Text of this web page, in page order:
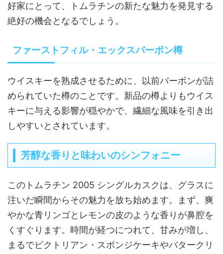
好家にとって、トムラチンの新たな魅力を発見する
絶好の機会となるでしょう。
ファーストフィル・エックスバーボン樽
ウイスキーを熟成させるために、以前バーボンが詰
められていた樽のことです。新品の樽よりもウイス
キーに与える影響が穏やかで、繊細な風味を引き出
しやすいとされています。
芳醇な香りと味わいのシンフォニー
このトムラチン 2005 シングルカスクは、グラスに
注いだ瞬間からその魅力を放ち始めます。まず、爽
やかな青リンゴとレモンの皮のような香りが鼻腔を
くすぐります。時間が経つにつれて、甘みが増し、
まるでビクトリアン・スポンジケーキやバタークリ